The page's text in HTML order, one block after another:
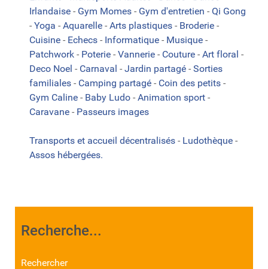
Irlandaise - Gym Momes - Gym d'entretien - Qi Gong
- Yoga - Aquarelle - Arts plastiques - Broderie -
Cuisine - Echecs - Informatique - Musique -
Patchwork - Poterie - Vannerie - Couture - Art floral -
Deco Noel - Carnaval - Jardin partagé - Sorties
familiales - Camping partagé - Coin des petits -
Gym Caline - Baby Ludo - Animation sport -
Caravane - Passeurs images
Transports et accueil décentralisés - Ludothèque -
Assos hébergées.
Recherche...
Rechercher